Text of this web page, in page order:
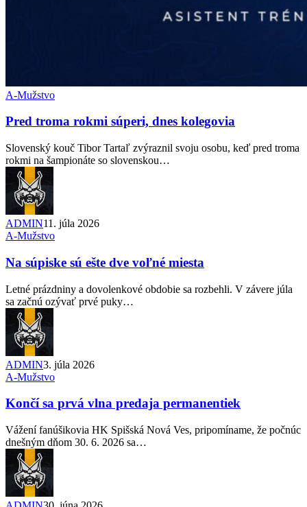
A-Mužstvo
Pred troma rokmi súperi, dnes kolegovia
Slovenský kouč Tibor Tartaľ zvýraznil svoju osobu, keď pred troma
rokmi na šampionáte so slovenskou…
ADMIN11. júla 2026
A-Mužstvo
Na súpiske sú ešte dve voľné miesta
Letné prázdniny a dovolenkové obdobie sa rozbehli. V závere júla
sa začnú ozývať prvé puky…
ADMIN3. júla 2026
A-Mužstvo
Končí sa prvá vlna predaja permanentiek
Vážení fanúšikovia HK Spišská Nová Ves, pripomíname, že počnúc
dnešným dňom 30. 6. 2026 sa…